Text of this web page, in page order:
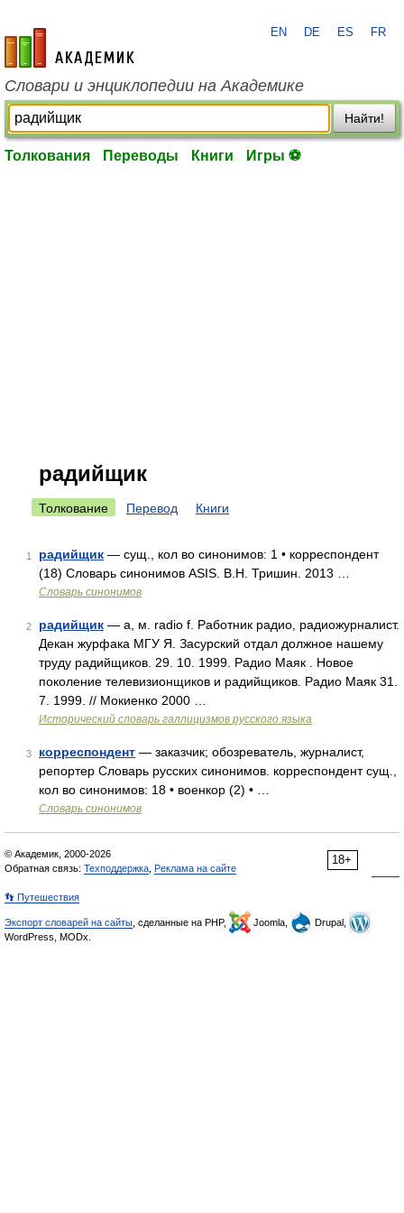
academic.ru
EN DE ES FR
Словари и энциклопедии на Академике
Найти!
Толкования Переводы Книги Игры ⚽
радийщик
Толкование Перевод Книги
1 радийщик — сущ., кол во синонимов: 1 • корреспондент
(18) Словарь синонимов ASIS. В.Н. Тришин. 2013 …
Словарь синонимов
2 радийщик — а, м. radio f. Работник радио, радиожурналист.
Декан журфака МГУ Я. Засурский отдал должное нашему
труду радийщиков. 29. 10. 1999. Радио Маяк . Новое
поколение телевизионщиков и радийщиков. Радио Маяк 31.
7. 1999. // Мокиенко 2000 …
Исторический словарь галлицизмов русского языка
3 корреспондент — заказчик; обозреватель, журналист,
репортер Словарь русских синонимов. корреспондент сущ.,
кол во синонимов: 18 • военкор (2) • …
Словарь синонимов
18+
© Академик, 2000-2026
Обратная связь: Техподдержка Реклама на сайте
👣 Путешествия
Экспорт словарей на сайты , сделанные на PHP, Joomla,
Drupal,
WordPress, MODx.